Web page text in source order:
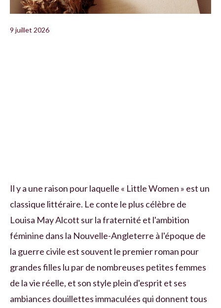
9 juillet 2026
Il y a une raison pour laquelle « Little Women » est un
classique littéraire. Le conte le plus célèbre de
Louisa May Alcott sur la fraternité et l'ambition
féminine dans la Nouvelle-Angleterre à l'époque de
la guerre civile est souvent le premier roman pour
grandes filles lu par de nombreuses petites femmes
de la vie réelle, et son style plein d'esprit et ses
ambiances douillettes immaculées qui donnent tous